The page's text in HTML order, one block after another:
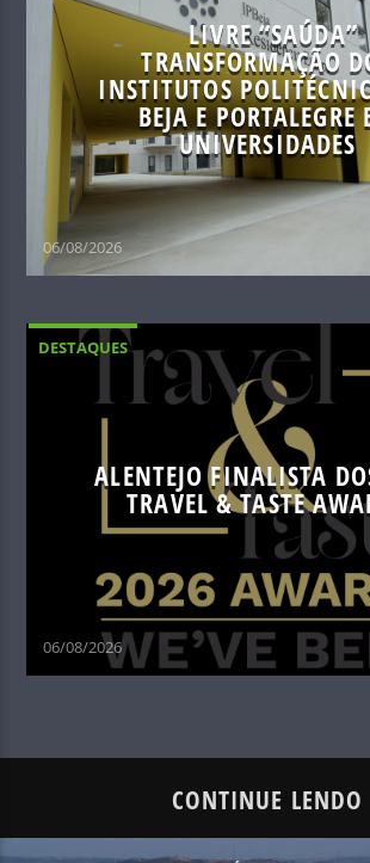
LIVRE “SAÚDA”
TRANSFORMAÇÃO
INSTITUTOS
BEJA E PORTALEGRE
UNIVERSIDADES
06/08/2026
DESTAQUES
ALENTEJO FINALISTA
TRAVEL & TASTE
06/08/2026
CONTINUE LENDO